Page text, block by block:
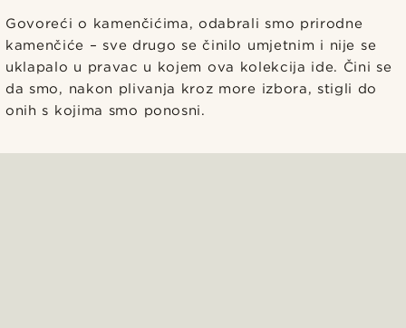
Govoreći o kamenčićima, odabrali smo prirodne
kamenčiće – sve drugo se činilo umjetnim i nije se
uklapalo u pravac u kojem ova kolekcija ide. Čini se
da smo, nakon plivanja kroz more izbora, stigli do
onih s kojima smo ponosni.